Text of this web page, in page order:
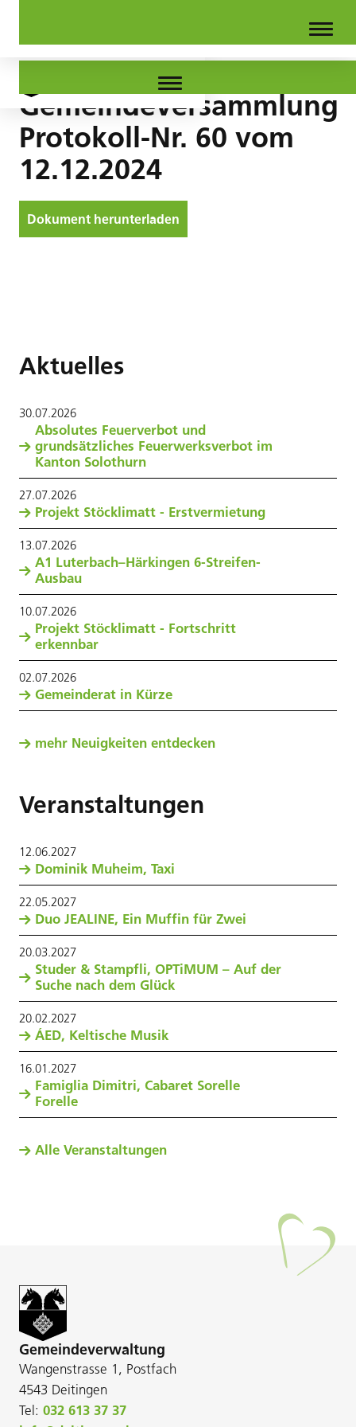
Gemeindeversammlung
Protokoll-Nr. 60 vom
12.12.2024
Dokument herunterladen
Aktuelles
30.07.2026
Absolutes Feuerverbot und
grundsätzliches Feuerwerksverbot im
Kanton Solothurn
27.07.2026
Projekt Stöcklimatt - Erstvermietung
13.07.2026
A1 Luterbach–Härkingen 6-Streifen-
Ausbau
10.07.2026
Projekt Stöcklimatt - Fortschritt
erkennbar
02.07.2026
Gemeinderat in Kürze
mehr Neuigkeiten entdecken
Veranstaltungen
12.06.2027
Dominik Muheim, Taxi
22.05.2027
Duo JEALINE, Ein Muffin für Zwei
20.03.2027
Studer & Stampfli, OPTiMUM – Auf der
Suche nach dem Glück
20.02.2027
ÁED, Keltische Musik
16.01.2027
Famiglia Dimitri, Cabaret Sorelle
Forelle
Alle Veranstaltungen
Gemeindeverwaltung
Wangenstrasse 1, Postfach
4543 Deitingen
Tel: 032 613 37 37